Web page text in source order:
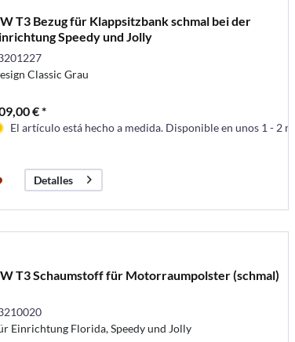
T3 Bezug für Klappsitzbank schmal bei der
Speedy und Jolly
Classic Grau
€ *
El artículo está hecho a medida. Disponible en unos 1 - 2
Detalles
T3 Schaumstoff für Motorraumpolster (schmal)
Einrichtung Florida, Speedy und Jolly